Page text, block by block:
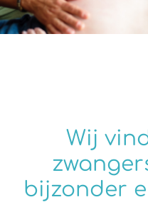
Wij
bijzonder